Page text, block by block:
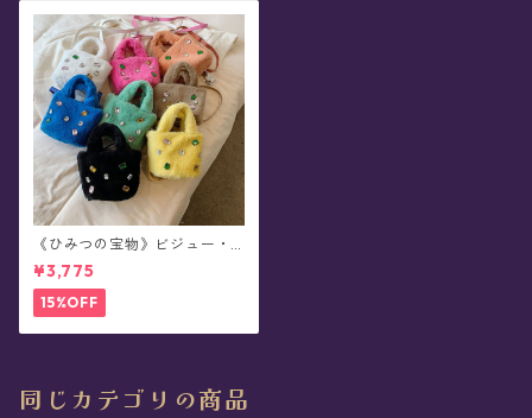
《ひみつの宝物》ビジュー・
ふわふわショルダーバッグ(全8
色)
¥3,775
15%OFF
同じカテゴリの商品